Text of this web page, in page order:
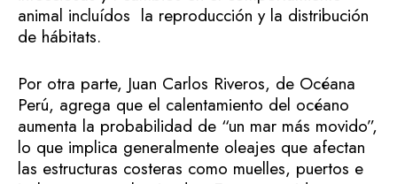
animal incluídos la reproducción y la distribución
de hábitats.
Por otra parte, Juan Carlos Riveros, de Océana
Perú, agrega que el calentamiento del océano
aumenta la probabilidad de “un mar más movido”,
lo que implica generalmente oleajes que afectan
las estructuras costeras como muelles, puertos e